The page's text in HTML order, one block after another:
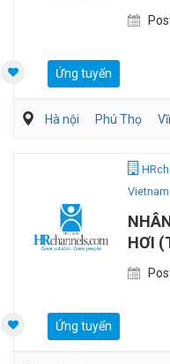
Ứng tuyển
Hà nội Phú Thọ
Vietnam
HƠI
Ứng tuyển